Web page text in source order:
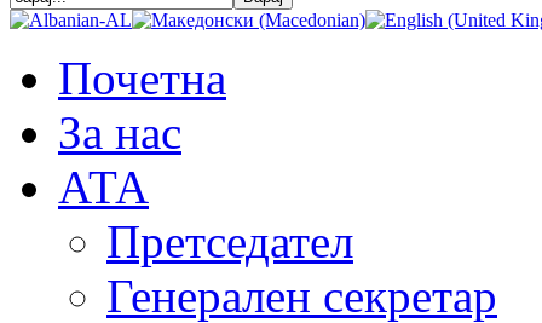
Почетна
За нас
АТА
Претседател
Генерален секретар